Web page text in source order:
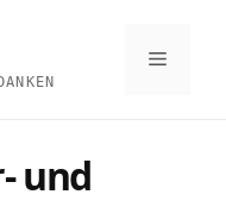
Menü
und